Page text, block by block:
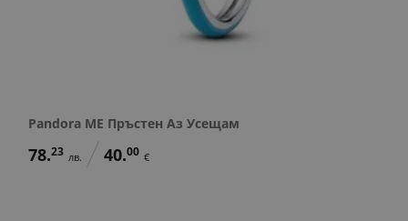
Pandora ME Пръстен Аз Усещам
78.23 лв. 40.00 €